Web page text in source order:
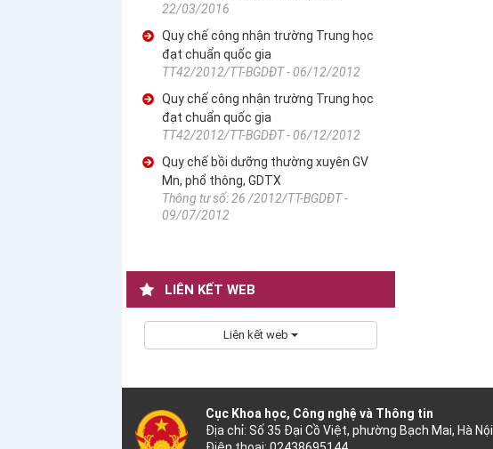
22/03/2016
Quy chế công nhận trường Trung học
đạt chuẩn quốc gia
TT42/2012/TT-BGDĐT - 06/12/2012
Quy chế công nhận trường Trung học
đạt chuẩn quốc gia
TT42/2012/TT-BGDĐT - 06/12/2012
Quy chế bồi dưỡng thường xuyên GV
Mn, phổ thông, GDTX
Thông tư số: 26 /2012/TT-BGDĐT -
09/07/2012
LIÊN KẾT WEB
Liên kết web
Cục Khoa học, Công nghệ và Thông tin
Địa chỉ: Số 35 Đại Cồ Việt, phường Bạch Mai, Hà Nội